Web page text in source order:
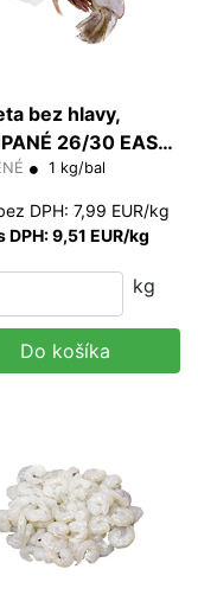
bez hlavy,
26/30 EASY
glazúra
1 kg/bal
DPH: 7,99 EUR/kg
DPH: 9,51 EUR/kg
kg
Do košíka